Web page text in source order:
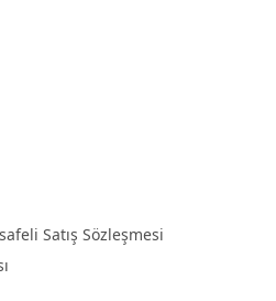
Satış Sözleşmesi